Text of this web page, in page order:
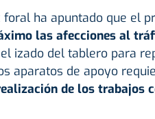
foral ha apuntado que el
las afecciones al
izado del tablero para
aparatos de apoyo
de los trabajos